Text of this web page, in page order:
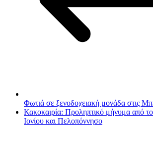
Φωτιά σε ξενοδοχειακή μονάδα στις
Κακοκαιρία: Προληπτικό μήνυμα από
Ιονίου και Πελοπόννησο